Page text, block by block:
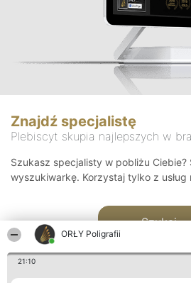
ORŁY Poligrafii
21:10
Znajdź specjalistę
Plebiscyt skupia najlepszych w
Szukasz specjalisty w pobliżu Ciebie?
wyszukiwarkę. Korzystaj tylko z usług
Szukaj